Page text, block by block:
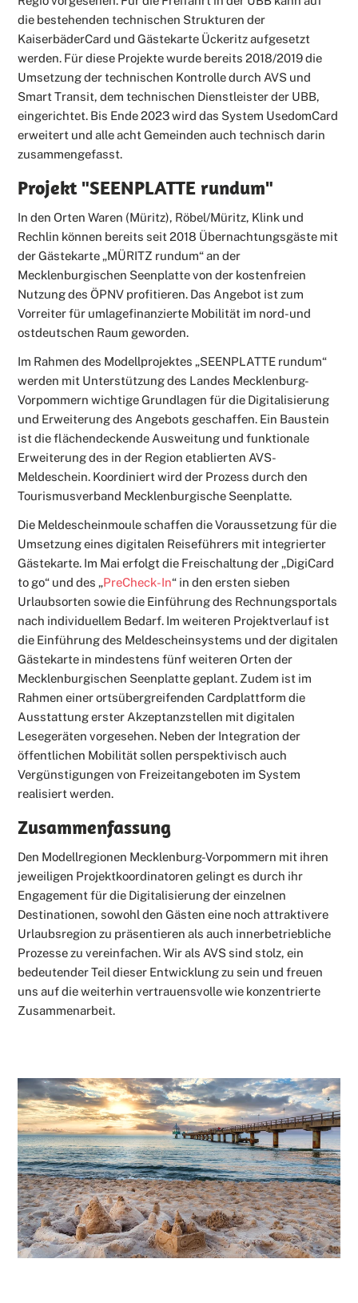
die bestehenden technischen Strukturen der
KaiserbäderCard und Gästekarte Ückeritz aufgesetzt
werden. Für diese Projekte wurde bereits 2018/2019 die
Umsetzung der technischen Kontrolle durch AVS und
Smart Transit, dem technischen Dienstleister der UBB,
eingerichtet. Bis Ende 2023 wird das System UsedomCard
erweitert und alle acht Gemeinden auch technisch darin
zusammengefasst.
Projekt "SEENPLATTE rundum"
In den Orten Waren (Müritz), Röbel/Müritz, Klink und
Rechlin können bereits seit 2018 Übernachtungsgäste mit
der Gästekarte „MÜRITZ rundum“ an der
Mecklenburgischen Seenplatte von der kostenfreien
Nutzung des ÖPNV profitieren. Das Angebot ist zum
Vorreiter für umlagefinanzierte Mobilität im nord-und
ostdeutschen Raum geworden.
Im Rahmen des Modellprojektes „SEENPLATTE rundum“
werden mit Unterstützung des Landes Mecklenburg-
Vorpommern wichtige Grundlagen für die Digitalisierung
und Erweiterung des Angebots geschaffen. Ein Baustein
ist die flächendeckende Ausweitung und funktionale
Erweiterung des in der Region etablierten AVS-
Meldeschein. Koordiniert wird der Prozess durch den
Tourismusverband Mecklenburgische Seenplatte.
Die Meldescheinmoule schaffen die Voraussetzung für die
Umsetzung eines digitalen Reiseführers mit integrierter
Gästekarte. Im Mai erfolgt die Freischaltung der „DigiCard
to go“ und des „PreCheck-In“ in den ersten sieben
Urlaubsorten sowie die Einführung des Rechnungsportals
nach individuellem Bedarf. Im weiteren Projektverlauf ist
die Einführung des Meldescheinsystems und der digitalen
Gästekarte in mindestens fünf weiteren Orten der
Mecklenburgischen Seenplatte geplant. Zudem ist im
Rahmen einer ortsübergreifenden Cardplattform die
Ausstattung erster Akzeptanzstellen mit digitalen
Lesegeräten vorgesehen. Neben der Integration der
öffentlichen Mobilität sollen perspektivisch auch
Vergünstigungen von Freizeitangeboten im System
realisiert werden.
Zusammenfassung
Den Modellregionen Mecklenburg-Vorpommern mit ihren
jeweiligen Projektkoordinatoren gelingt es durch ihr
Engagement für die Digitalisierung der einzelnen
Destinationen, sowohl den Gästen eine noch attraktivere
Urlaubsregion zu präsentieren als auch innerbetriebliche
Prozesse zu vereinfachen. Wir als AVS sind stolz, ein
bedeutender Teil dieser Entwicklung zu sein und freuen
uns auf die weiterhin vertrauensvolle wie konzentrierte
Zusammenarbeit.